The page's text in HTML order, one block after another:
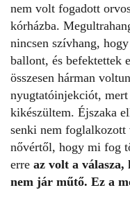
nem volt fogadott
kórházba.
nincsen szívhang,
ballont, és befektettek
összesen hárman
nyugtatóinjekciót, mert
kikészültem. Éjszaka
senki nem foglalkozott
nővértől, hogy mi fog
erre az volt a válasza,
nem jár műtő. Ez a